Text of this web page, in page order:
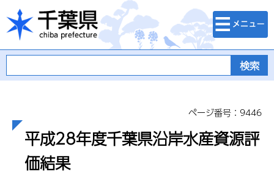
千葉県
検索・メニュ
ー
ページ番号：9446
平成28年度千葉県沿岸水産資源評
価結果